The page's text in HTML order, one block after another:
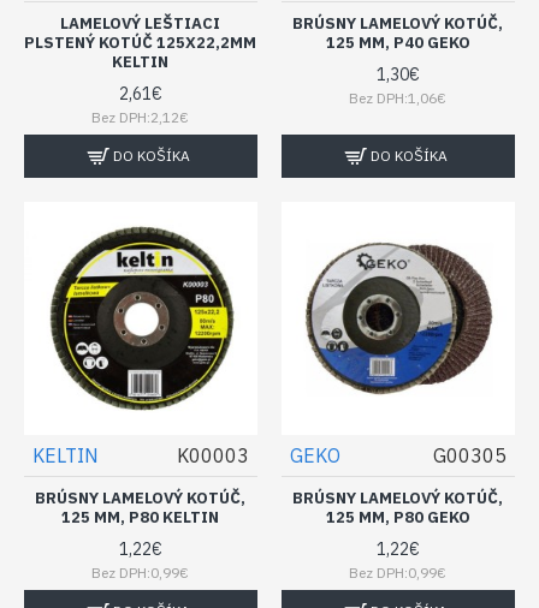
LAMELOVÝ LEŠTIACI
PLSTENÝ KOTÚČ 125X22,2MM
KELTIN
2,61€
Bez DPH:2,12€
DO KOŠÍKA
BRÚSNY LAMELOVÝ KOTÚČ,
125 MM, P40 GEKO
1,30€
Bez DPH:1,06€
DO KOŠÍKA
KELTIN K00003
BRÚSNY LAMELOVÝ KOTÚČ,
125 MM, P80 KELTIN
1,22€
Bez DPH:0,99€
GEKO G00305
BRÚSNY LAMELOVÝ KOTÚČ,
125 MM, P80 GEKO
1,22€
Bez DPH:0,99€